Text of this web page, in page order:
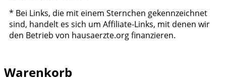
* Bei Links, die mit einem Sternchen gekennzeichnet
sind, handelt es sich um Affiliate-Links, mit denen wir
den Betrieb von hausaerzte.org finanzieren.
Warenkorb